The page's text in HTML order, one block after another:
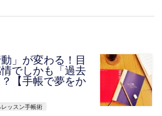
」が変わる！目
でしかも「過去
【手帳で夢をか
ッスン手帳術